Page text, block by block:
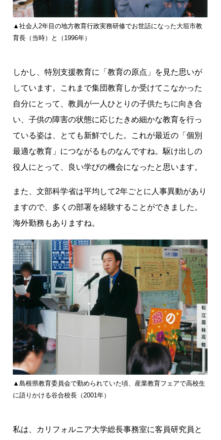
▲社会人2年目の地方教育行政実務研修でお世話になった大垣市教
育長（当時）と（1996年）
しかし、特別支援教育に「教育の原点」を見た思いが
しています。これまで集団教育しか受けてこなかった
自分にとって、教員が一人ひとりの子供たちに向き合
い、子供の障害の状態に応じたきめ細かな教育を行っ
ている姿は、とても新鮮でした。これが最近の「個別
最適な教育」につながるものなんですね。駆け出しの
役人にとって、良い学びの機会になったと思います。
また、文部科学省は平均して2年ごとに人事異動があり
ますので、多くの部署を経験することができました。
海外勤務もありますね。
▲島根県教育委員会で勤められていた頃、産業教育フェアで高校生
に語りかける谷合校長（2001年）
私は、カリフォルニア大学総長事務室に客員研究員と